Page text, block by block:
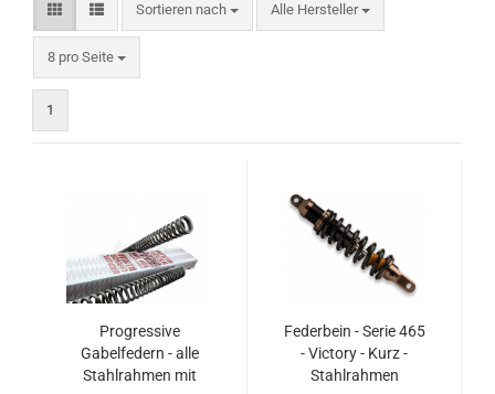
Sortieren nach Alle Hersteller
8 pro Seite
1
Progressive
Gabelfedern - alle
Stahlrahmen mit
Federbein - Serie 465
- Victory - Kurz -
Stahlrahmen